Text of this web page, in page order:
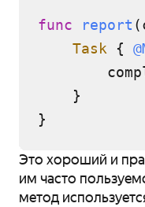
func report (
Task {
    }
Это хороший и
им часто
метод